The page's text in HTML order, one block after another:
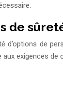
de
de
exigences